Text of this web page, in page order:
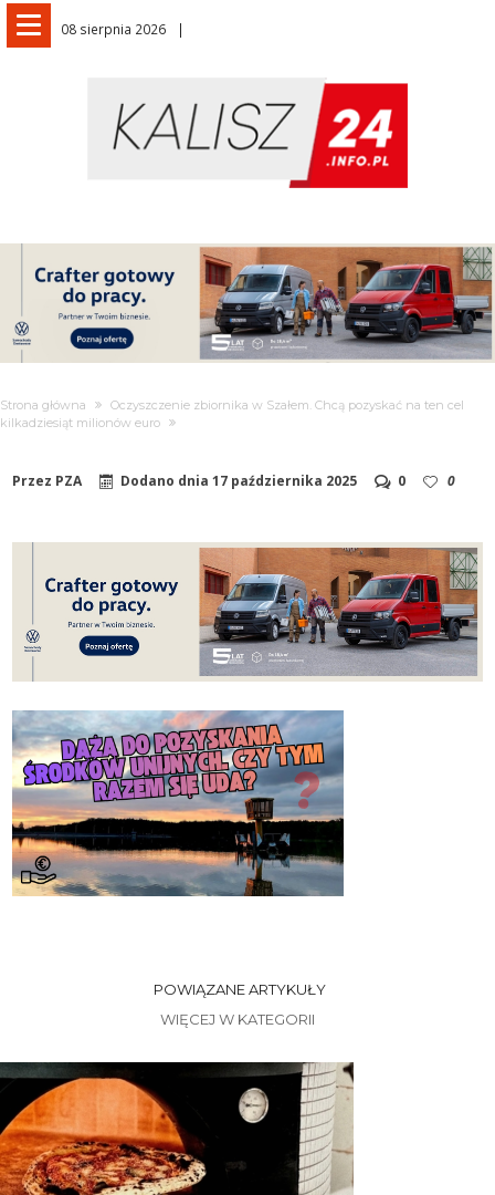
08 sierpnia 2026
Strona główna
Oczyszczenie zbiornika w Szałem. Chcą pozyskać na ten cel
kilkadziesiąt milionów euro
Przez PZA Dodano dnia17 października 2025 0 0
POWIĄZANE ARTYKUŁY
WIĘCEJ W KATEGORII